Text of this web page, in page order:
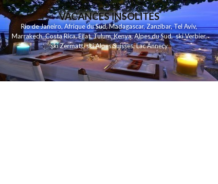
VACANCES INSOLITES
Rio de Janeiro,Afrique du Sud,Madagascar,Zanzibar,Tel Aviv,
Marrakech,Costa Rica,Eilat,Tulum,Kenya,Alpes du Sud,ski Verbier,
ski Zermatt,ski Alpes Suisses,Lac Annecy